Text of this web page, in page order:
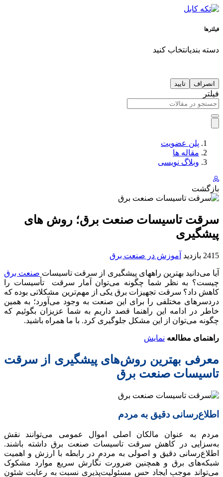
فیلترها
دسته بندیانتخاب کنید
انصراف تایید
فیلتر
پلن عضویت
مقاله ها
وبلاگ نویسی
بازگشت
سرقت تاسیسات صنعت برق؛ روش های
پیشگیری
2415 بازدید آموزش در صنعت برق
آیا می‌دانید بهترین راههای پیشگیری از سرقت تاسیسات صنعت برق
چیست؟ به نظر شما چگونه می‌توان آمار سرقت تأسیسات را
کاهش داد؟ سرقت تجهیزات برق یکی از مهم‌ترین مشکلاتی بوده که
دردسرهای مختلفی را برای این صنعت به وجود می‌آورد؛ به همین
خاطر در ادامه این راهنما قصد داریم به شما عزیزان بگوئیم که
چگونه می‌توان از این مشکل جلوگیری کرد. با ما همراه باشید.
راهنمای مطالعه نمایش
معرفی بهترین روش‌های پیشگیری از سرقت
تاسیسات صنعت برق
اطلاع‌رسانی دقیق به مردم
مردم به عنوان مالکان اصلی اموال عمومی می‌توانند نقش
به‌سزایی در کاهش سرقت تاسیسات صنعت برق داشته باشند.
اطلاع‌رسانی دقیق و اصولی به مردم در رابطه با ارزش و اهمیت
شبکه‌های برق و همچنین ضرورت نگارش سریع موارد مشکوک
می‌تواند موجب ایجاد حس مسئولیت‌پذیری نسبت به رعایت شئون